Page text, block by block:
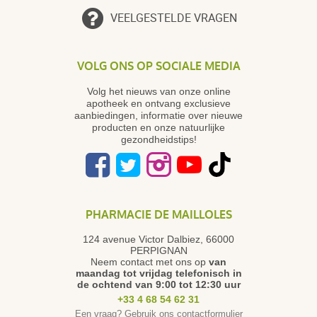
anonymous a.publié le 20 mars 2023 suite à une commande du
Très bien, conforme à mes attentes, je recommande !
anonymous a.publié le 03 août 2022 suite à une commande du
VEELGESTELDE VRAGEN
VOLG ONS OP SOCIALE MEDIA
Volg het nieuws van onze online
apotheek en ontvang exclusieve
aanbiedingen, informatie over nieuwe
producten en onze natuurlijke
gezondheidstips!
PHARMACIE DE MAILLOLES
124 avenue Victor Dalbiez, 66000
PERPIGNAN
Neem contact met ons op van
maandag tot vrijdag telefonisch in
de ochtend van 9:00 tot 12:30 uur
+33 4 68 54 62 31
Een vraag? Gebruik ons contactformulier